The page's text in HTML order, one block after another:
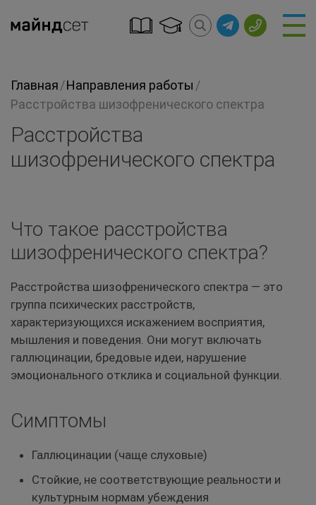
Главная/Направления работы /
Расстройства шизофренического спектра
Расстройства
шизофренического спектра
Что такое расстройства
шизофренического спектра?
Расстройства шизофренического спектра — это
группа психических расстройств,
характеризующихся искажением восприятия,
мышления и поведения. Они могут включать
галлюцинации, бредовые идеи, нарушение
эмоционального отклика и социальной функции.
Симптомы
Галлюцинации (чаще слуховые)
Стойкие, не соответствующие реальности и
культурным нормам убеждения